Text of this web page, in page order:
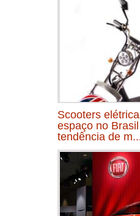
Scooters
espaço no
tendência de